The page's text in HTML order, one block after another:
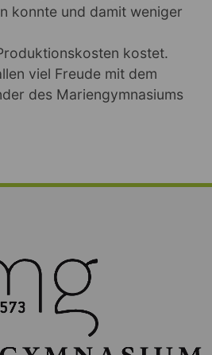
konnte und damit weniger
kostet.
viel Freude mit dem
des Mariengymnasiums